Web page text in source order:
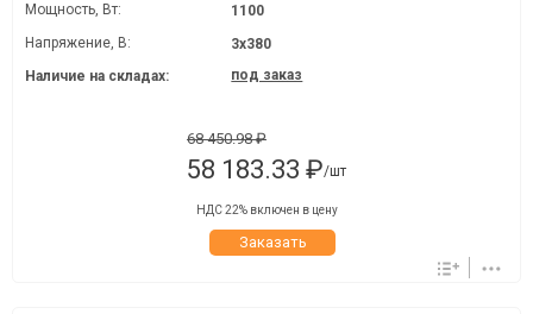
Мощность, Вт:
1100
Напряжение, В:
3х380
Наличие на складах:
под заказ
68 450.98 ₽
58 183.33 ₽/шт
НДС 22% включен в цену
Заказать